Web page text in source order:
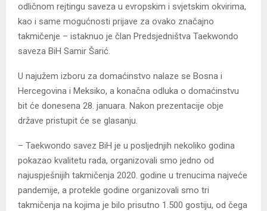
odličnom rejtingu saveza u evropskim i svjetskim okvirima,
kao i same mogućnosti prijave za ovako značajno
takmičenje – istaknuo je član Predsjedništva Taekwondo
saveza BiH Samir Šarić.
U najužem izboru za domaćinstvo nalaze se Bosna i
Hercegovina i Meksiko, a konačna odluka o domaćinstvu
bit će donesena 28. januara. Nakon prezentacije obje
države pristupit će se glasanju.
– Taekwondo savez BiH je u posljednjih nekoliko godina
pokazao kvalitetu rada, organizovali smo jedno od
najuspješnijih takmičenja 2020. godine u trenucima najveće
pandemije, a protekle godine organizovali smo tri
takmičenja na kojima je bilo prisutno 1.500 gostiju, od čega